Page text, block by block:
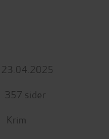
23.04.2025
357 sider
Krim